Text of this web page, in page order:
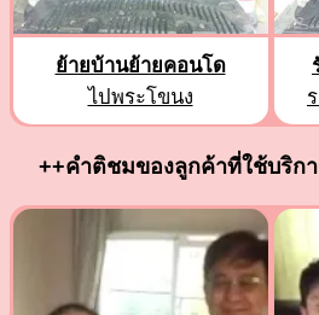
ย้ายบ้านย้ายคอนโด
ไปพระโขนง
++คำติชมของลูกค้าที่ใช้บริก